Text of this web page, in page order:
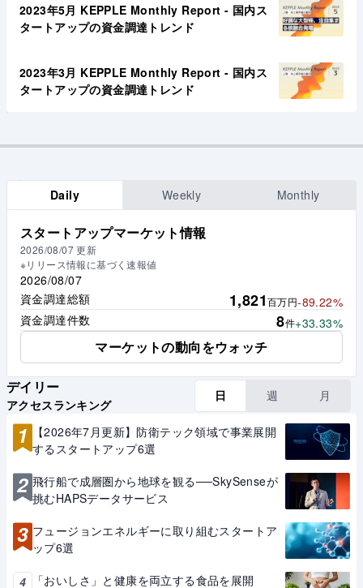
2023年5月 KEPPLE Monthly Report - 国内ス
タートアップの資金調達トレンド
2023年3月 KEPPLE Monthly Report - 国内ス
タートアップの資金調達トレンド
Daily Weekly Monthly
スタートアップマーケット情報
2026/08/07 更新
※リリース情報に基づく速報値
2026/08/07
資金調達総額
1,821百万円-89.22%
資金調達件数
8件+33.33%
マーケットの動向をウォッチ
デイリー
アクセスランキング
日 週 月
1
【2026年7月更新】防衛テック領域で事業展開
するスタートアップ6選
2 飛行船で成層圏から地球を観る──SkySenseが
挑むHAPSデータサービス
3 フュージョンエネルギーに取り組むスタートア
ップ6選
4 「おいしさ」と健康を両立する食品を展開